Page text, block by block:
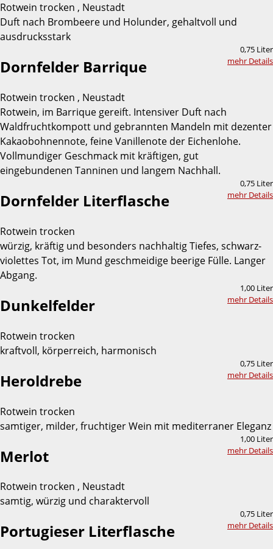
Rotwein trocken , Neustadt
Duft nach Brombeere und Holunder, gehaltvoll und
ausdrucksstark
0,75 Liter
mehr Details
Dornfelder Barrique
Rotwein trocken , Neustadt
Rotwein, im Barrique gereift. Intensiver Duft nach
Waldfruchtkompott und gebrannten Mandeln mit dezenter
Kakaobohnennote, feine Vanillenote der Eichenlohe.
Vollmundiger Geschmack mit kräftigen, gut
eingebundenen Tanninen und langem Nachhall.
0,75 Liter
mehr Details
Dornfelder Literflasche
Rotwein trocken
würzig, kräftig und besonders nachhaltig Tiefes, schwarz-
violettes Tot, im Mund geschmeidige beerige Fülle. Langer
Abgang.
1,00 Liter
mehr Details
Dunkelfelder
Rotwein trocken
kraftvoll, körperreich, harmonisch
0,75 Liter
mehr Details
Heroldrebe
Rotwein trocken
samtiger, milder, fruchtiger Wein mit mediterraner Eleganz
1,00 Liter
mehr Details
Merlot
Rotwein trocken , Neustadt
samtig, würzig und charaktervoll
0,75 Liter
mehr Details
Portugieser Literflasche